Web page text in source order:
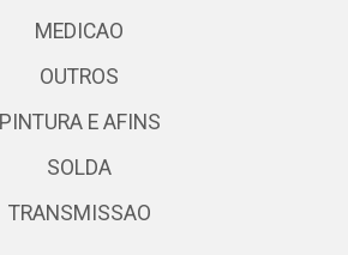
MEDICAO
OUTROS
PINTURA E AFINS
SOLDA
TRANSMISSAO